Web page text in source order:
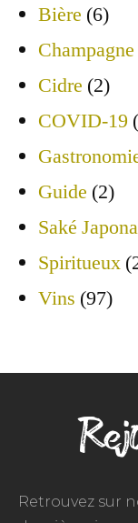
Bière (6)
Champagne
Cidre (2)
COVID-19
Guide (2)
Saké
Spiritueux
Vins (97)
Retrouvez sur